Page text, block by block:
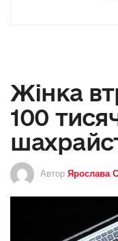
Жінка
100
Автор Ярослава